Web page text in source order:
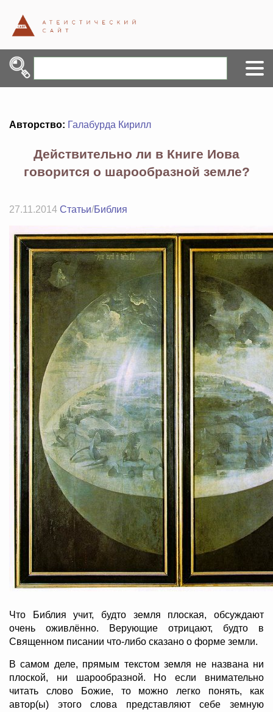
Авторство: Галабурда Кирилл
Действительно ли в Книге Иова
говорится о шарообразной земле?
27.11.2014 Статьи/Библия
Что Библия учит, будто земля плоская, обсуждают
очень оживлённо. Верующие отрицают, будто в
Священном писании что-либо сказано о форме земли.
В самом деле, прямым текстом земля не названа ни
плоской, ни шарообразной. Но если внимательно
читать слово Божие, то можно легко понять, как
автор(ы) этого слова представляют себе земную